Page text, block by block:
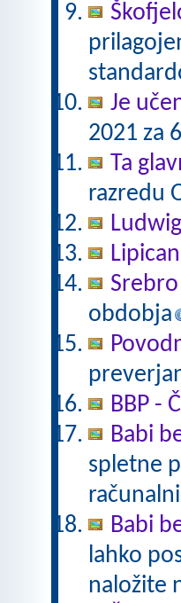
Je
2021 za
Ta
razredu
obdobja
BBP -
Babi
spletne
Babi
lahko
naložite